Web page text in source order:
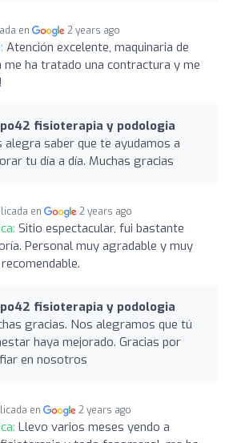
en 2 years ago
Atención excelente, maquinaria de
me ha tratado una contractura y me
fisioterapia y podologia
alegra saber que te ayudamos a
tu día a día. Muchas gracias
en 2 years ago
Sitio espectacular, fui bastante
Personal muy agradable y muy
fisioterapia y podologia
gracias. Nos alegramos que tú
haya mejorado. Gracias por
en nosotros
en 2 years ago
Llevo varios meses yendo a